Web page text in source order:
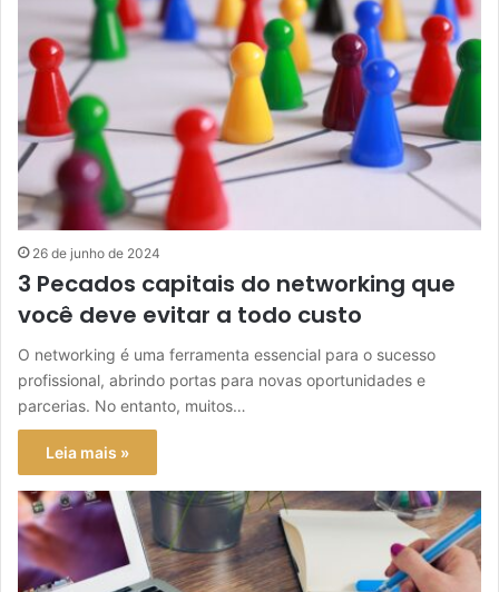
26 de junho de 2024
3 Pecados capitais do networking que
você deve evitar a todo custo
O networking é uma ferramenta essencial para o sucesso
profissional, abrindo portas para novas oportunidades e
parcerias. No entanto, muitos…
Leia mais »